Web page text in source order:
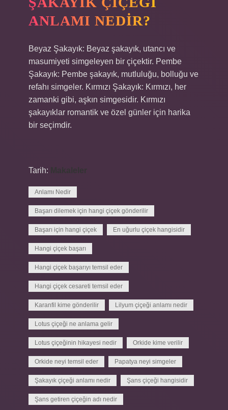
ANLAMI NEDIR?
Beyaz Şakayık: Beyaz şakayık, utancı ve
masumiyeti simgeleyen bir çiçektir. Pembe
Şakayık: Pembe şakayık, mutluluğu, bolluğu ve
refahı simgeler. Kırmızı Şakayık: Kırmızı, her
zamanki gibi, aşkın simgesidir. Kırmızı
şakayıklar romantik ve özel günler için harika
bir seçimdir.
Tarih:
Anlamı Nedir
Başarı dilemek için hangi çiçek gönderilir
Başarı için hangi çiçek En uğurlu çiçek hangisidir
Hangi çiçek başarı
Hangi çiçek başarıyı temsil eder
Hangi çiçek cesareti temsil eder
Karanfil kime gönderilir Lilyum çiçeği anlamı nedir
Lotus çiçeği ne anlama gelir
Lotus çiçeğinin hikayesi nedir Orkide kime verilir
Orkide neyi temsil eder Papatya neyi simgeler
Şakayık çiçeği anlamı nedir Şans çiçeği hangisidir
Şans getiren çiçeğin adı nedir